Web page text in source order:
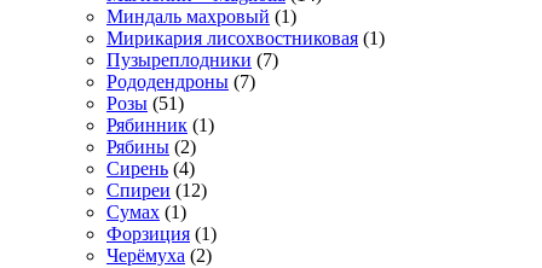
Миндаль махровый (1)
Мирикария лисохвостниковая (1)
Пузыреплодники (7)
Рододендроны (7)
Розы (51)
Рябинник (1)
Рябины (2)
Сирень (4)
Спиреи (12)
Сумах (1)
Форзиция (1)
Черёмуха (2)